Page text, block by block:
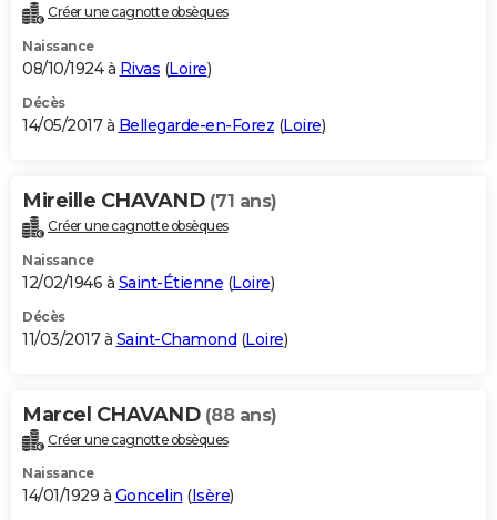
Créer une cagnotte obsèques
Naissance
08/10/1924 à Rivas (Loire)
Décès
14/05/2017 à Bellegarde-en-Forez (Loire)
Mireille CHAVAND (71 ans)
Créer une cagnotte obsèques
Naissance
12/02/1946 à Saint-Étienne (Loire)
Décès
11/03/2017 à Saint-Chamond (Loire)
Marcel CHAVAND (88 ans)
Créer une cagnotte obsèques
Naissance
14/01/1929 à Goncelin (Isère)